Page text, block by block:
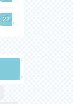
22